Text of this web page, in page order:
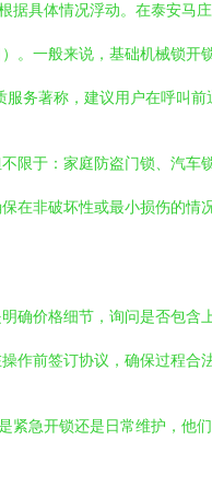
具体情况浮动。在泰安马
。一般来说，基础机械锁
务著称，建议用户在呼叫前
限于：家庭防盗门锁、汽车
在非破坏性或最小损伤的情
确价格细节，询问是否包含
作前签订协议，确保过程合法
急开锁还是日常维护，他